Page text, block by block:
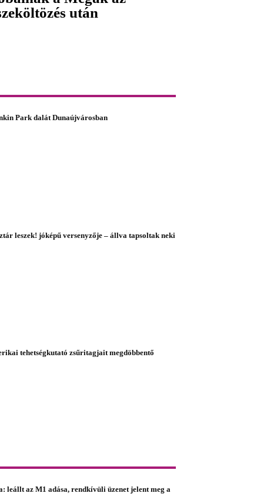
után
Park dalát Dunaújvárosban
leszek! jóképű versenyzője – állva tapsoltak neki
tehetségkutató zsűritagjait megdöbbentő
leállt az M1 adása, rendkívüli üzenet jelent meg a